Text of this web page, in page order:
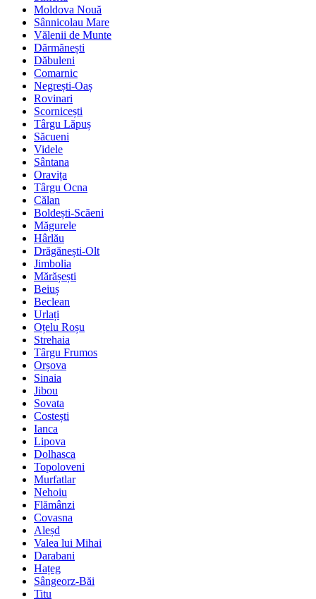
Moldova Nouă
Sânnicolau Mare
Vălenii de Munte
Dărmănești
Dăbuleni
Comarnic
Negrești-Oaș
Rovinari
Scornicești
Târgu Lăpuș
Săcueni
Videle
Sântana
Oravița
Târgu Ocna
Călan
Boldești-Scăeni
Măgurele
Hârlău
Drăgănești-Olt
Jimbolia
Mărășești
Beiuș
Beclean
Urlați
Oțelu Roșu
Strehaia
Târgu Frumos
Orșova
Sinaia
Jibou
Sovata
Costești
Ianca
Lipova
Dolhasca
Topoloveni
Murfatlar
Nehoiu
Flămânzi
Covasna
Aleșd
Valea lui Mihai
Darabani
Hațeg
Sângeorz-Băi
Titu